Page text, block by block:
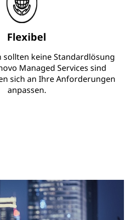
Flexibel
sollten keine Standardlösung
Managed Services sind
sich an Ihre Anforderungen
anpassen.